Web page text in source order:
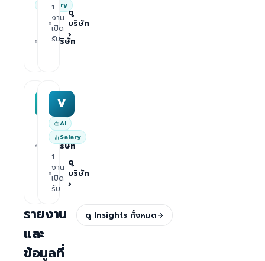
Salary
ดู
บริษัท
1
งาน
เปิด
รับ
ดู
บริษัท
›
MAA group
—
งาน ดู
บริษัท
V —
AI
Salary
1
งาน
เปิด
รับ
ดู
บริษัท
›
รายงาน
และ
ข้อมูลที่
ดู Insights ทั้งหมด